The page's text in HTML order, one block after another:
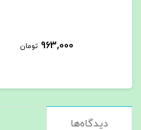
963,000 تومان
دیدگاه‌ها